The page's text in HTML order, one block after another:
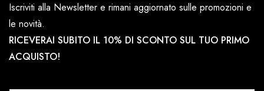
Iscriviti alla Newsletter e rimani aggiornato sulle promozioni e
le novità.
RICEVERAI SUBITO IL 10% DI SCONTO SUL TUO PRIMO
ACQUISTO!